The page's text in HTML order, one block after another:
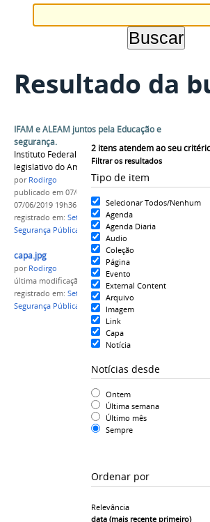
Resultado da
2 itens atendem ao seu
Filtrar os resultados
Tipo de item
Selecionar Todos/Nenhum
Agenda
Agenda Diaria
Audio
Coleção
Página
Evento
External Content
Arquivo
Imagem
Link
Capa
Notícia
Notícias desde
Ontem
Última semana
Último mês
Sempre
Ordenar por
Relevância
data (mais recente primeiro)
IFAM e ALEAM juntos pela Educação e
segurança.
Instituto Federal do Amazonas e Poder
legislativo do Amazonas em prol da Educação.
por Rodirgo
publicado em 07/06/2019
07/06/2019 19h36
registrado em: Setor Primário,Secretaria de
Segurança Pública
segurança
capa.jpg
por Rodirgo
última modificação
em 07/06/2019 19h02
registrado em: Setor Primário
Secretaria de
Segurança Pública
segurança